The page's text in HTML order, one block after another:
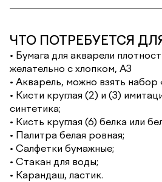
ЧТО ПОТРЕБУЕТСЯ
• Бумага для акварели
желательно с хлопком, А3
• Акварель, можно взять набор
• Кисти круглая (2) и (3)
синтетика;
• Кисть круглая (6) белка или
• Палитра белая ровная;
• Салфетки бумажные;
• Стакан для воды;
• Карандаш, ластик.